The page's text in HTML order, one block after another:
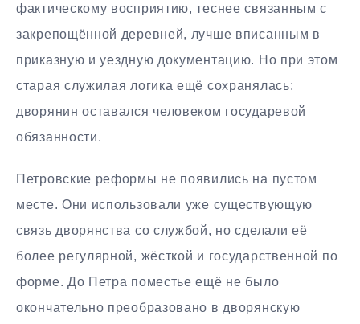
фактическому восприятию, теснее связанным с
закрепощённой деревней, лучше вписанным в
приказную и уездную документацию. Но при этом
старая служилая логика ещё сохранялась:
дворянин оставался человеком государевой
обязанности.
Петровские реформы не появились на пустом
месте. Они использовали уже существующую
связь дворянства со службой, но сделали её
более регулярной, жёсткой и государственной по
форме. До Петра поместье ещё не было
окончательно преобразовано в дворянскую